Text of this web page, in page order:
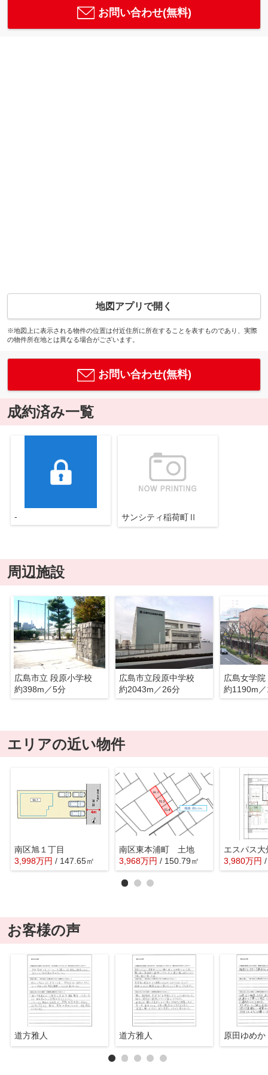
お問い合わせ(無料)
地図アプリで開く
※地図上に表示される物件の位置は付近住所に所在することを表すものであり、実際
の物件所在地とは異なる場合がございます。
お問い合わせ(無料)
成約済み一覧
- サンシティ稲荷町Ⅱ
周辺施設
広島市立 段原小学校
約398m／5分
広島市立段原中学校
約2043m／26分
広島女学院
約1190m
エリアの近い物件
南区旭１丁目
3,998万円 / 147.65㎡
南区東本浦町 土地
3,968万円 / 150.79㎡
エスパス大
3,980万円
お客様の声
道方雅人 道方雅人 原田ゆめか